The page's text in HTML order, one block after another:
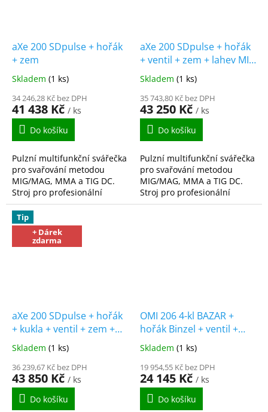
aXe 200 SDpulse + hořák
+ zem
Skladem (1 ks)
34 246,28 Kč bez DPH
41 438 Kč / ks
Do košíku
Pulzní multifunkční svářečka
pro svařování metodou
MIG/MAG, MMA a TIG DC.
Stroj pro profesionální
svářeče, kteří očekávají
nejen vysoký výkon stroje,
ale zároveň vysokou...
aXe 200 SDpulse + hořák
+ ventil + zem + lahev MIX
18
Skladem (1 ks)
35 743,80 Kč bez DPH
43 250 Kč / ks
Do košíku
Pulzní multifunkční svářečka
pro svařování metodou
MIG/MAG, MMA a TIG DC.
Stroj pro profesionální
svářeče, kteří očekávají
Tip
+ Dárek
zdarma
aXe 200 SDpulse + hořák
+ kukla + ventil + zem +
lahev MIX 18
Skladem (1 ks)
36 239,67 Kč bez DPH
43 850 Kč / ks
Do košíku
OMI 206 4-kl BAZAR +
hořák Binzel + ventil +
kukla
Skladem (1 ks)
19 954,55 Kč bez DPH
24 145 Kč / ks
Do košíku